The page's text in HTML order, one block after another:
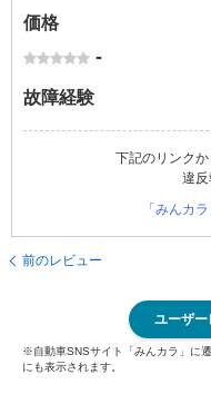
価格
-
故障経験
下記のリンクか
違反
「みんカ
前のレビュー
ユーザー
※自動車SNSサイト「みんカラ」に
にも表示されます。